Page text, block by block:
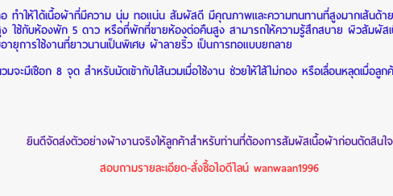
อ ทำให้ได้เนื้อผ้าที่มีความ นุ่ม ทอแน่น สัมผัสดี มีคุณภาพและความทนทานที่สูงมากเส้นด้า
ช้กับห้องพัก 5 ดาว หรือที่พักที่ขายห้องต่อคืนสูง สามารถให้ความรู้สึกสบาย ผิวสัมผัสเ
ยุการใช้งานที่ยาวนานเป็นพิเศษ ผ้าลายริ้ว เป็นการทอแบบยกลาย
มีเชือก 8 จุด สำหรับมัดเข้ากับใส้นวมเมื่อใช้งาน ช่วยให้ใส้ไม่กอง หรือเลื่อนหลุดเมื่อลูก
ยินดีจัดส่งตัวอย่างผ้างานจริงให้ลูกค้าสำหรับท่านที่ต้องการสัมผัสเนื้อผ้าก่อนตัดสินใจ
สอบถามรายละเอียด-สั่งซื้อไอดีไลน์ wanwaan1996